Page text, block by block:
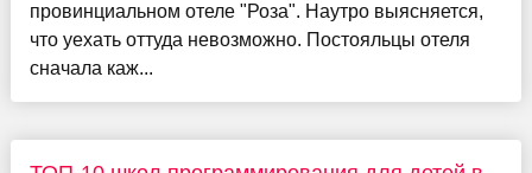
провинциальном отеле "Роза". Наутро выясняется,
что уехать оттуда невозможно. Постояльцы отеля
сначала каж...